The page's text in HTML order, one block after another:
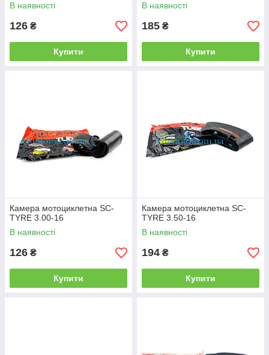
В наявності
126 ₴
Купити
В наявності
185 ₴
Купити
Камера мотоциклетна SC-
TYRE 3.00-16
В наявності
126 ₴
Купити
Камера мотоциклетна SC-
TYRE 3.50-16
В наявності
194 ₴
Купити